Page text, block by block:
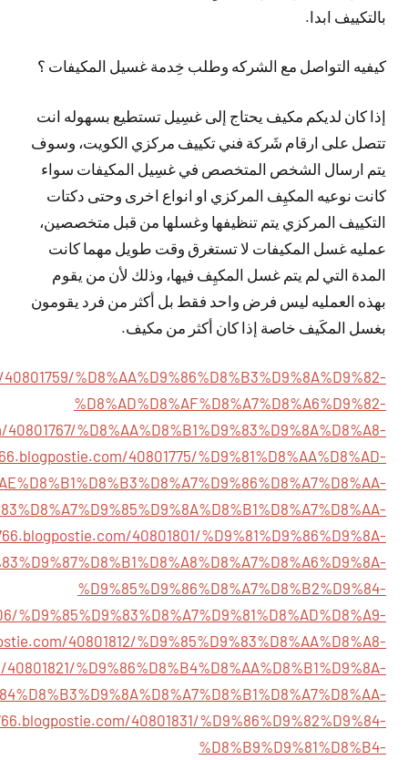
بالتكييف ابدا.
كيفيه التواصل مع الشركه وطلب خِدمة غسيل المكيفات ؟
إذا كان لديكم مكيف يحتاج إلى غسِيل تستطيع بسهوله انت
تتصل على ارقام شَركة فني تكييف مركزي الكويت، وسوف
يتم ارسال الشخص المتخصص في غسِيل المكيفات سواء
كانت نوعيه المكيِف المركزي او انواع اخرى وحتى دكتات
التكييف المركزي يتم تنظيفها وغسلها من قبل متخصصين،
عمليه غسل المكيفات لا تستغرق وقت طويل مهما كانت
المدة التي لم يتم غسل المكيِف فيها، وذلك لأن من يقوم
بهذه العمليه ليس فرض واحد فقط بل أكثر من فرد يقومون
بغسل المكَيف خاصة إذا كان أكثر من مكيف.
%D8%AA%D9%86%D8%B3%D9%8A%D9%82-
%D8%AD%D8%AF%D8%A7%D8%A6%D9%82-
%D8%AA%D8%B1%D9%83%D9%8A%D8%A8-
40801775/%D9%81%D8%AA%D8%AD-
40801801/%D9%81%D9%86%D9%8A-
%D9%85%D9%86%D8%A7%D8%B2%D9%84-
40801812/%D9%85%D9%83%D8%AA%D8%A8-
%D9%86%D8%B4%D8%AA%D8%B1%D9%8A-
40801831/%D9%86%D9%82%D9%84-
%D8%B9%D9%81%D8%B4-